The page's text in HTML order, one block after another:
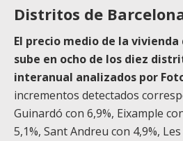
Distritos de
El precio medio de la
sube en ocho de los diez
interanual analizados por
incrementos detectados
Guinardó con 6,9%, Eixample
5,1%, Sant Andreu con 4,9%,